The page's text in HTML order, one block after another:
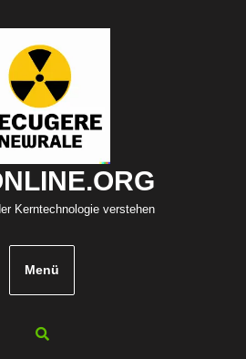
Kerntechnologie verstehen
Menü